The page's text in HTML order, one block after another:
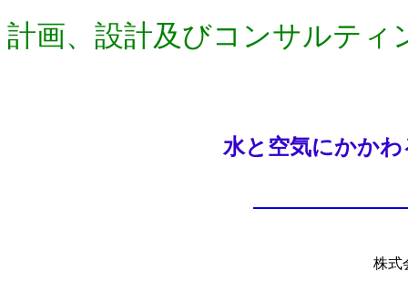
計画、設計及びコンサルティ
水と空気にかか
株式